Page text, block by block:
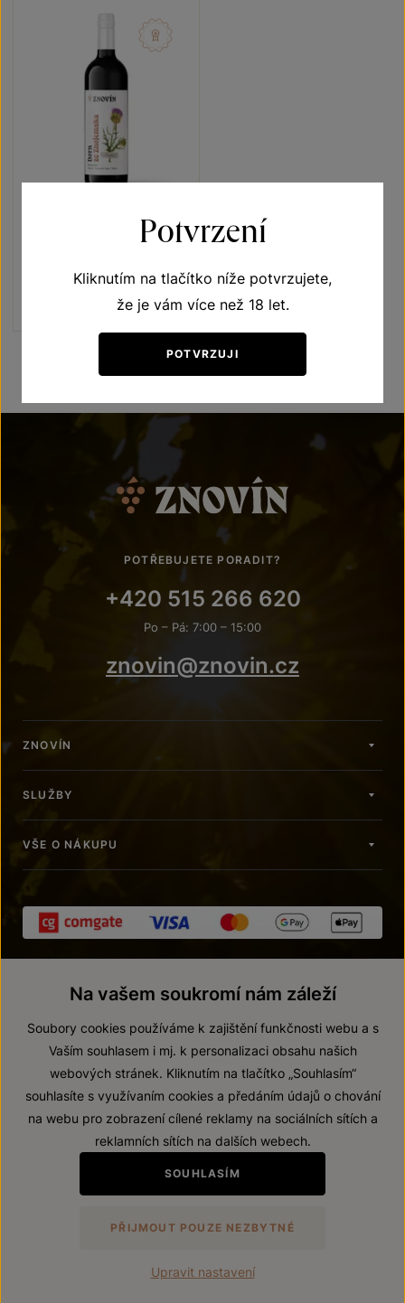
jakostní víno 2024
Kč
POTŘEBUJETE PORADIT?
+420 515 266 620
Po – Pá: 7:00 – 15:00
znovin@znovin.cz
ZNOVÍN
SLUŽBY
VŠE O NÁKUPU
© 2026 ZNOVÍN ZNOJMO, a. s.
Prohlášení o přístupnosti
Zákaz prodeje alkoholických nápojů osobám mladším 18 let.
VytvořilwebProgress
Potvrzení
Kliknutím na tlačítko níže potvrzujete,
že je vám více než 18 let.
POTVRZUJI
Na vašem soukromí nám záleží
Soubory cookies používáme k zajištění funkčnosti webu a s
Vaším souhlasem i mj. k personalizaci obsahu našich
webových stránek. Kliknutím na tlačítko „Souhlasím“
souhlasíte s využívaním cookies a předáním údajů o chování
na webu pro zobrazení cílené reklamy na sociálních sítích a
reklamních sítích na dalších webech.
SOUHLASÍM
PŘIJMOUT POUZE NEZBYTNÉ
Upravit nastavení